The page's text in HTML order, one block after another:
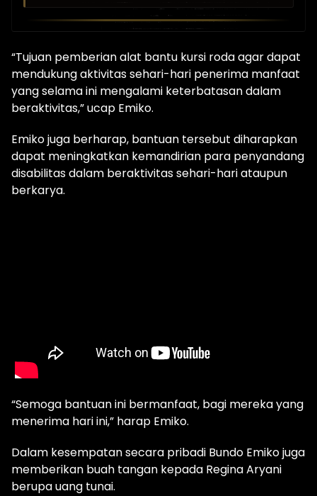
“Tujuan pemberian alat bantu kursi roda agar dapat
mendukung aktivitas sehari-hari penerima manfaat
yang selama ini mengalami keterbatasan dalam
beraktivitas,” ucap Emiko.
Emiko juga berharap, bantuan tersebut diharapkan
dapat meningkatkan kemandirian para penyandang
disabilitas dalam beraktivitas sehari-hari ataupun
berkarya.
“Semoga bantuan ini bermanfaat, bagi mereka yang
menerima hari ini,” harap Emiko.
Dalam kesempatan secara pribadi Bundo Emiko juga
memberikan buah tangan kepada Regina Aryani
berupa uang tunai.